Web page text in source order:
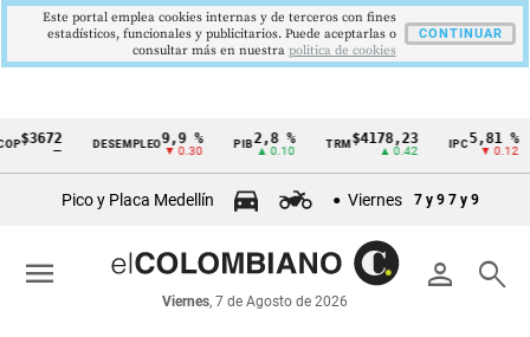
Cintillo
económicos
Colombia
$3672 DESEMPLEO 9,9 %
▼ 0.30
PIB2,8 %
▲ 0.10
TRM$4178,23
▲ 0.42
5,81 %
▼ 0.12
Pico y Placa Medellín Viernes 7 y 9 7 y 9
person search
Viernes, 7 de Agosto de 2026
menu
Este portal emplea cookies internas y de terceros con fines
estadísticos, funcionales y publicitarios. Puede aceptarlas o
consultar más en nuestra politica de cookies
CONTINUAR